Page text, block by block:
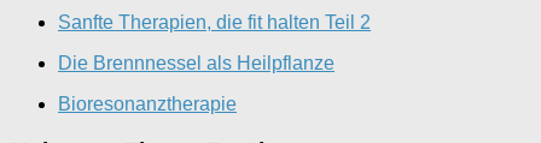
Sanfte Therapien, die fit halten Teil 2
Die Brennnessel als Heilpflanze
Bioresonanztherapie